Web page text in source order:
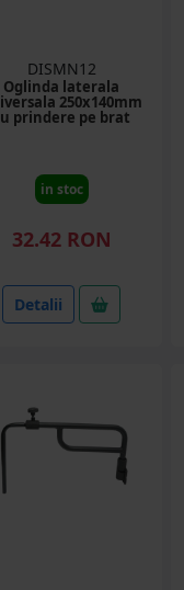
DISMN12
Oglinda laterala
250x140mm
prindere pe brat
in stoc
32.42 RON
Detalii